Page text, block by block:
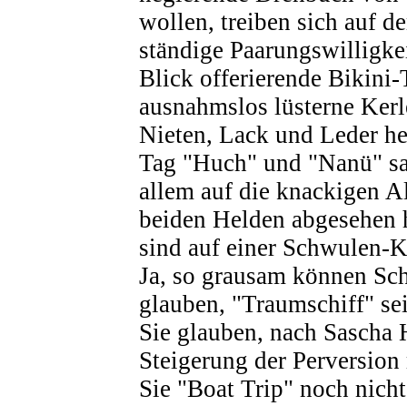
wollen, treiben sich auf
ständige
Blick offerierende Bikini-
ausnahmslos lüsterne
Nieten, Lack und Leder
Tag "Huch" und "Nanü"
allem auf die knackigen
beiden Helden
sind auf einer Schwulen-
Ja, so grausam können
glauben, "Traumschiff"
Sie glauben, nach Sascha
Steigerung der
Sie "Boat Trip" noch